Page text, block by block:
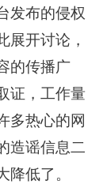
发布的侵权
展开讨论，
的传播广
证，工作量
多热心的网
造谣信息二
降低了。